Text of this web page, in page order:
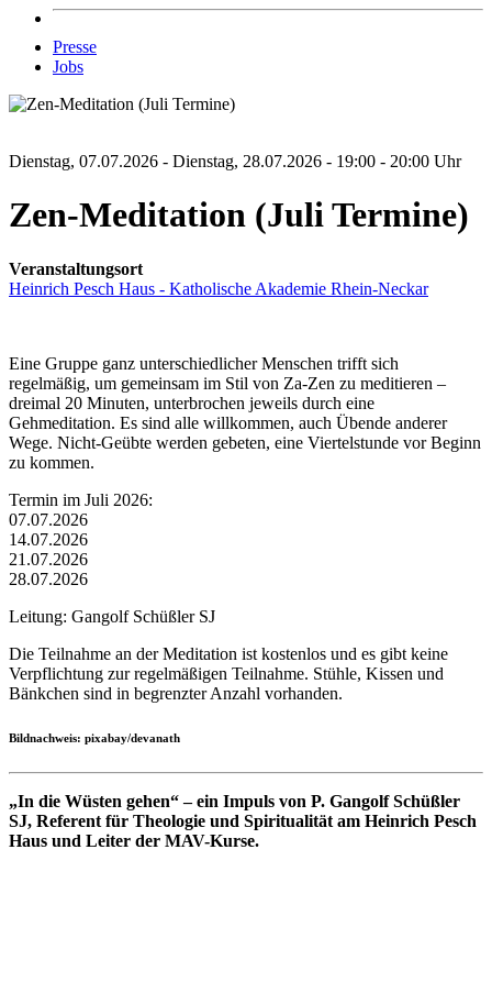
Presse
Jobs
Dienstag, 07.07.2026 - Dienstag, 28.07.2026 - 19:00 - 20:00 Uhr
Zen-Meditation (Juli Termine)
Veranstaltungsort
Heinrich Pesch Haus - Katholische Akademie Rhein-Neckar
Eine Gruppe ganz unterschiedlicher Menschen trifft sich
regelmäßig, um gemeinsam im Stil von Za-Zen zu meditieren –
dreimal 20 Minuten, unterbrochen jeweils durch eine
Gehmeditation. Es sind alle willkommen, auch Übende anderer
Wege. Nicht-Geübte werden gebeten, eine Viertelstunde vor Beginn
zu kommen.
Termin im Juli 2026:
07.07.2026
14.07.2026
21.07.2026
28.07.2026
Leitung: Gangolf Schüßler SJ
Die Teilnahme an der Meditation ist kostenlos und es gibt keine
Verpflichtung zur regelmäßigen Teilnahme. Stühle, Kissen und
Bänkchen sind in begrenzter Anzahl vorhanden.
Bildnachweis: pixabay/devanath
„In die Wüsten gehen“ – ein Impuls von P. Gangolf Schüßler
SJ, Referent für Theologie und Spiritualität am Heinrich Pesch
Haus und Leiter der MAV-Kurse.